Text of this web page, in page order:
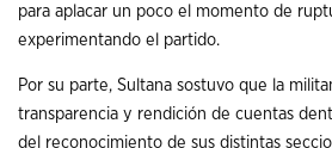
para aplacar un poco el momento de
experimentando el partido.
Por su parte, Sultana sostuvo que la
transparencia y rendición de cuentas
del reconocimiento de sus distintas